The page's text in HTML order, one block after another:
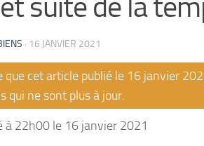
suite de la
· 16 JANVIER 2021
que cet article publié le 16 janvier
qui ne sont plus à jour.
à 22h00 le 16 janvier 2021